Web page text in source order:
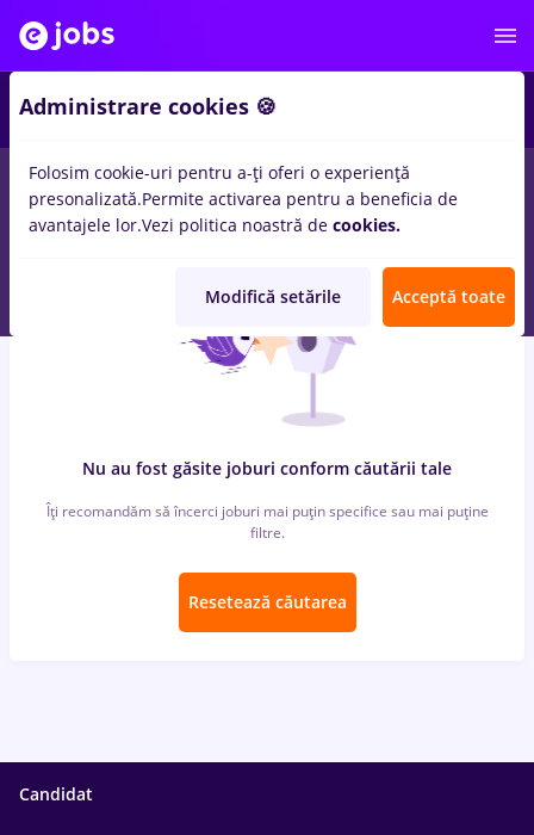
locuri de muncacu salarii assistant, Full timein
pentruStudentinMarketing, IT / Telecom
Nu au fost găsite joburi conform căutării tale
Îți recomandăm să încerci joburi mai puțin specifice sau mai puține
filtre.
Resetează căutarea
Candidat
Administrare cookies 🍪
Folosim cookie-uri pentru a-ți oferi o experiență
presonalizată.Permite activarea pentru a beneficia de
avantajele lor.Vezi politica noastră de cookies.
Modifică setările Acceptă toate